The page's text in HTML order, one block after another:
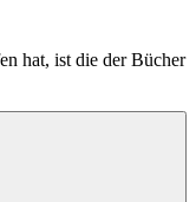
hat, ist die der Bücher